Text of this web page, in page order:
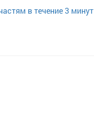
в течение 3 минут